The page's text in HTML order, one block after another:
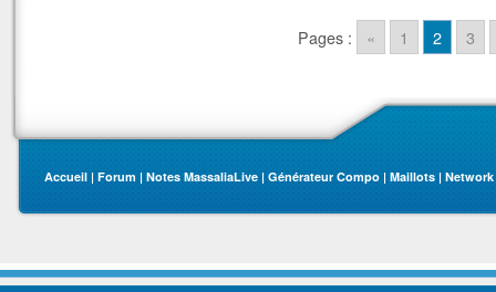
Pages : « 1 2 3
Accueil | Forum | Notes MassaliaLive | Générateur Compo | Maillots | Network